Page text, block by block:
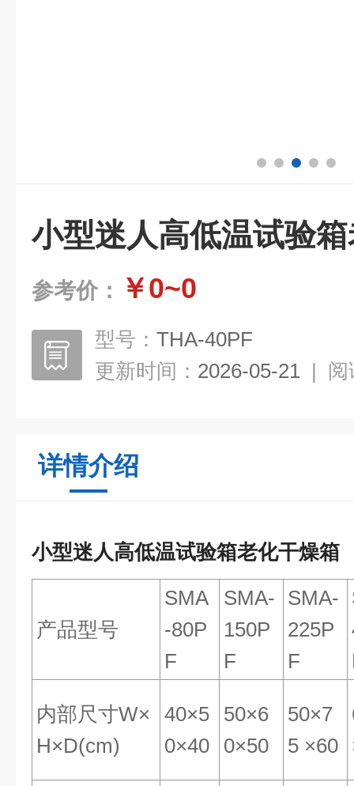
小型迷人高低温试验
参考价： ￥0~0
型号： THA-40PF
更新时间： 2026-05-21 | 阅
详情介绍
小型迷人高低温试验箱老化干燥箱
产品型号
SMA
-80P
F
SMA-
150P
F
SMA-
225P
F
内部尺寸W×
H×D(cm)
40×5
0×40
50×6
0×50
50×7
5 ×60